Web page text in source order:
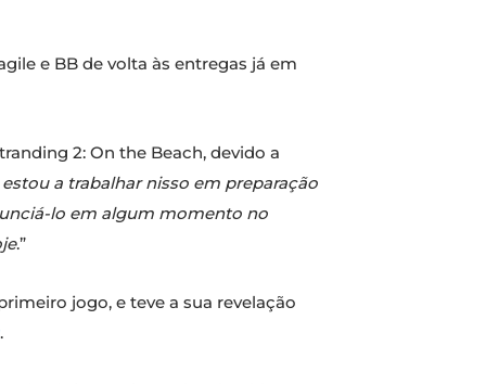
e BB de volta às entregas já em
2: On the Beach, devido a
a trabalhar nisso em preparação
lo em algum momento no
.”
jogo, e teve a sua revelação
.